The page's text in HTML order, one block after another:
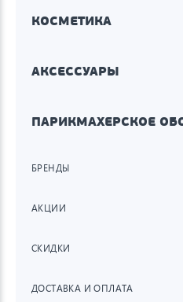
КОСМЕТИКА
АКСЕССУАРЫ
ПАРИКМАХЕРСКОЕ
БРЕНДЫ
АКЦИИ
СКИДКИ
ДОСТАВКА И ОПЛАТА